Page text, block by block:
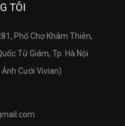
TÔI
Phố Chợ Khâm Thiên,
Tử Giám, Tp. Hà Nội
Cưới Vivian)